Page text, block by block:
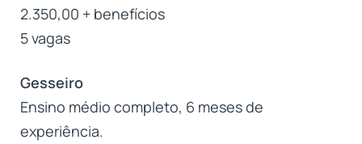
2.350,00 + benefícios
5 vagas
Gesseiro
Ensino médio completo, 6 meses de
experiência.